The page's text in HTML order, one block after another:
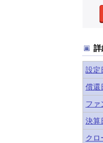
詳
設定
償還
ファ
決算
クロ